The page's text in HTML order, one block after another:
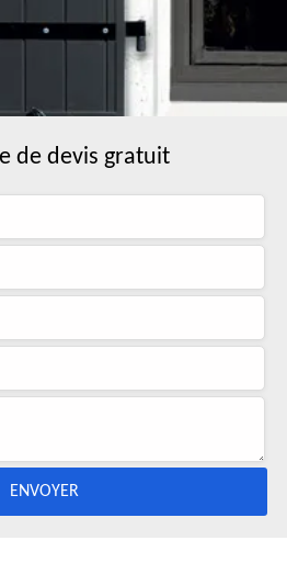
de devis gratuit